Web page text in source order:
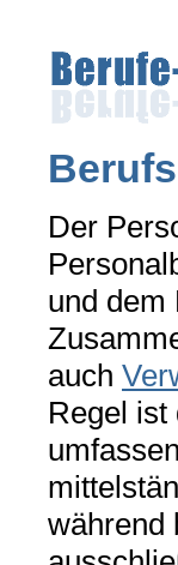
Der
und dem
auch
Regel ist
während